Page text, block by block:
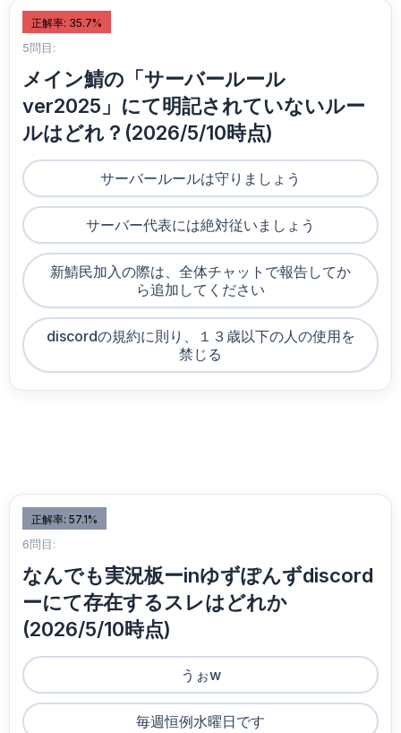
正解率: 35.7%
5問目:
メイン鯖の「サーバールール
ver2025」にて明記されていないルー
ルはどれ？(2026/5/10時点)
サーバールールは守りましょう
サーバー代表には絶対従いましょう
新鯖民加入の際は、全体チャットで報告してか
ら追加してください
discordの規約に則り、１３歳以下の人の使用を
禁じる
正解率: 57.1%
6問目:
なんでも実況板ーinゆずぽんずdiscord
ーにて存在するスレはどれか
(2026/5/10時点)
うぉw
毎週恒例水曜日です